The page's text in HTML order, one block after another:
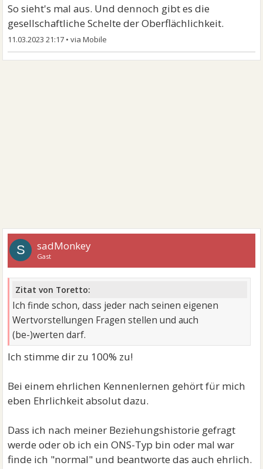
So sieht's mal aus. Und dennoch gibt es die
gesellschaftliche Schelte der Oberflächlichkeit.
11.03.2023 21:17 •
S sadMonkey
Gast
Zitat von Toretto:
Ich finde schon, dass jeder nach seinen eigenen
Wertvorstellungen Fragen stellen und auch
(be-)werten darf.
Ich stimme dir zu 100% zu!
Bei einem ehrlichen Kennenlernen gehört für mich
eben Ehrlichkeit absolut dazu.
Dass ich nach meiner Beziehungshistorie gefragt
werde oder ob ich ein ONS-Typ bin oder mal war
finde ich "normal" und beantworte das auch ehrlich.